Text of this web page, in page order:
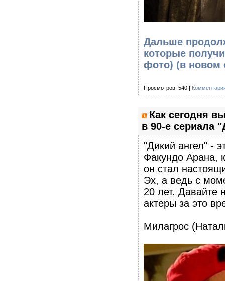
Дальше
которые
фото) (в новом
Просмотров: 540 |
Как сегодня
в 90-е сериала
"Дикий ангел" -
Факундо Арана,
он стал
Эх, а ведь с
20 лет. Давайте
актеры за это
Милагрос